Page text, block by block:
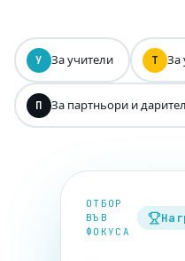
У За учители Т За
П За партньори и
ОТБОР
ВЪВ
ФОКУСА